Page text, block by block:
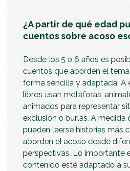
¿A partir de qué edad
cuentos sobre acoso
Desde los 5 o 6 años es
cuentos que aborden el
forma sencilla y adaptada. A
libros usan metáforas,
animados para representar
exclusión o burlas. A medida
pueden leerse historias más
aborden el acoso desde
perspectivas. Lo importante
contenido esté adaptado a